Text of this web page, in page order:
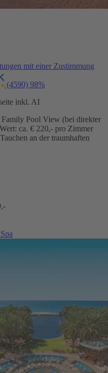
mit einer Zustimmung
(4590) 98%
inkl. AI
Pool View (bei direkter
ca. € 220,- pro Zimmer
an der traumhaften